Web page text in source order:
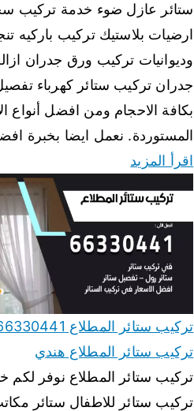
ستائر عازل ضوء خدمة تركيب
ارضيات بلاستيك تركيب باركيه
وديوانيات تركيب ورق جدران
جدران تركيب ستائر كهرباء
بكافة الاحجام ومن افضل أنواع
المستوردة. نعمل ايضا بخبرة
اقرأ المزيد
تركيب ستائر المطلاع هندي
تركيب ستائر المطلاع نوفر لكم
تركيب ستائر للاطفال ستائر